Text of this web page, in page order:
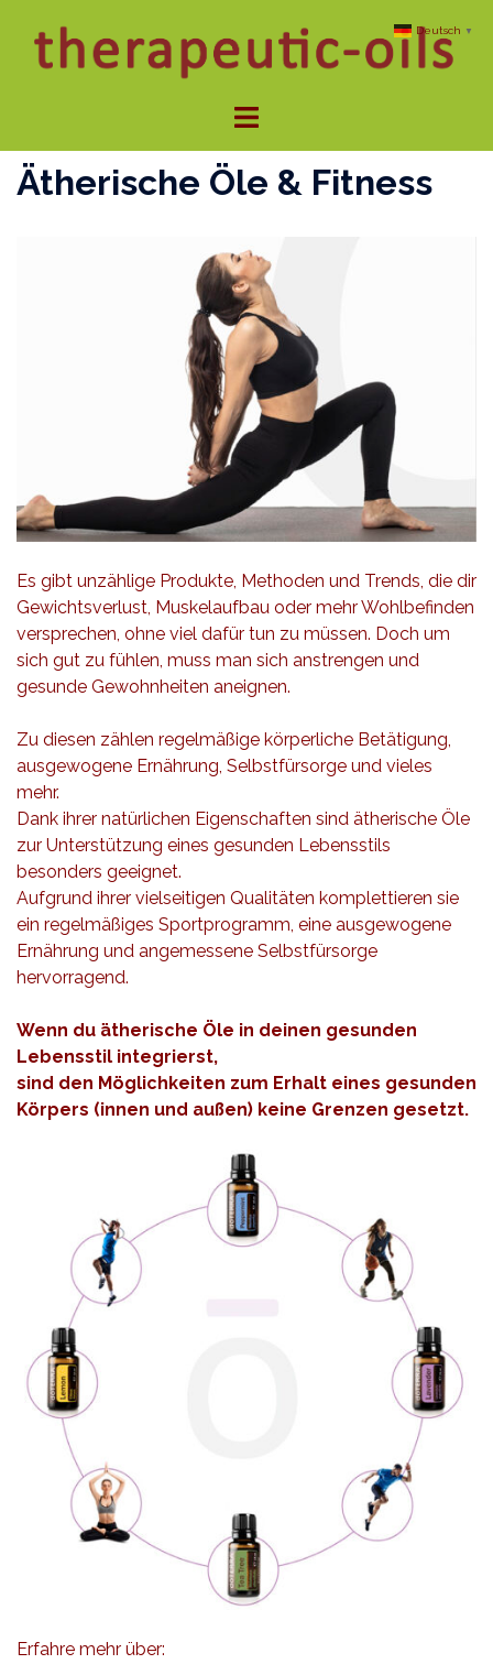
Inhalt
springen
Menü
Ätherische Öle & Fitness
Es gibt unzählige Produkte, Methoden und Trends, die dir
Gewichtsverlust, Muskelaufbau oder mehr Wohlbefinden
versprechen, ohne viel dafür tun zu müssen. Doch um
sich gut zu fühlen, muss man sich anstrengen und
gesunde Gewohnheiten aneignen.
Zu diesen zählen regelmäßige körperliche Betätigung,
ausgewogene Ernährung, Selbstfürsorge und vieles
mehr.
Dank ihrer natürlichen Eigenschaften sind ätherische Öle
zur Unterstützung eines gesunden Lebensstils
besonders geeignet.
Aufgrund ihrer vielseitigen Qualitäten komplettieren sie
ein regelmäßiges Sportprogramm, eine ausgewogene
Ernährung und angemessene Selbstfürsorge
hervorragend.
Wenn du ätherische Öle in deinen gesunden
Lebensstil integrierst,
sind den Möglichkeiten zum Erhalt eines gesunden
Körpers (innen und außen) keine Grenzen gesetzt.
Erfahre mehr über:
Deutsch ▼